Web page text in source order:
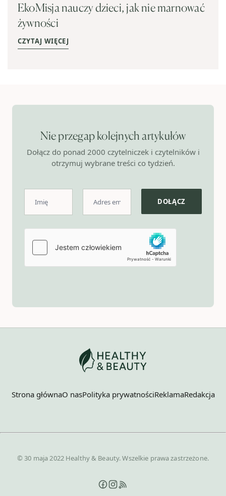
EkoMisja nauczy dzieci, jak nie marnować
żywności
CZYTAJ WIĘCEJ
Nie przegap kolejnych artykułów
Dołącz do ponad 2000 czytelniczek i czytelników i
otrzymuj wybrane treści co tydzień.
Strona głównaO nasPolityka prywatnościReklamaRedakcja
© 30 maja 2022 Healthy & Beauty. Wszelkie prawa zastrzeżone.